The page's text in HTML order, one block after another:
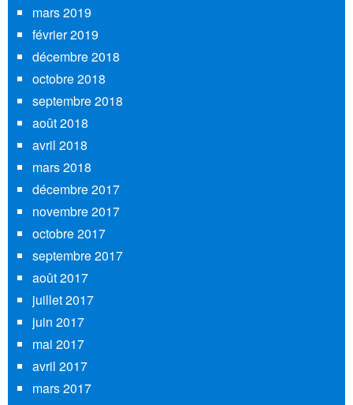
mars 2019
février 2019
décembre 2018
octobre 2018
septembre 2018
août 2018
avril 2018
mars 2018
décembre 2017
novembre 2017
octobre 2017
septembre 2017
août 2017
juillet 2017
juin 2017
mai 2017
avril 2017
mars 2017